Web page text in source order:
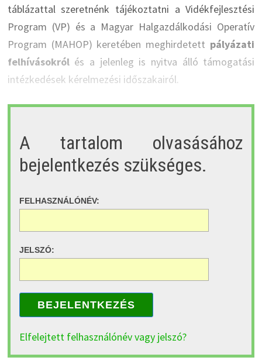
táblázattal szeretnénk tájékoztatni a Vidékfejlesztési
Program (VP) és a Magyar Halgazdálkodási Operatív
Program (MAHOP) keretében meghirdetett pályázati
felhívásokrólés a jelenleg is nyitva álló támogatási
intézkedések kérelmezési időszakairól.
A tartalom olvasásához
bejelentkezés szükséges.
FELHASZNÁLÓNÉV:
JELSZÓ:
BEJELENTKEZÉS
Elfelejtett felhasználónév vagy jelszó?